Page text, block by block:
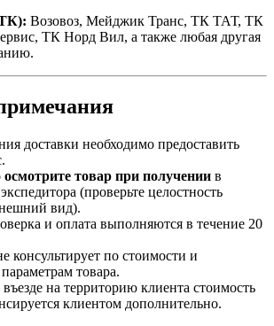
Возовоз, Мейджик Транс, ТК ТАТ, ТК
ТК Норд Вил, а также любая другая
доставки необходимо предоставить
осмотрите товар при получении в
(проверьте целостность
вид).
и оплата выполняются в течение 20
консультирует по стоимости и
товара.
на территорию клиента стоимость
клиентом дополнительно.